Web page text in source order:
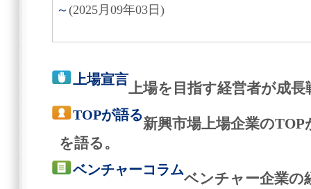
～ (2025月09年03日)
上場宣言
上場を目指す経営者が成
TOPが語る
新興市場上場企業の
を語る。
ベンチャーコラム
ベンチャー企業の